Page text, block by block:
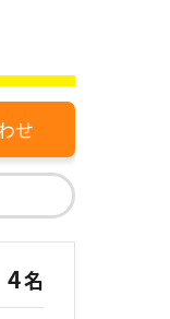
せ
4名